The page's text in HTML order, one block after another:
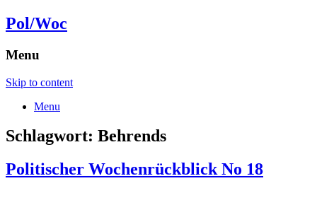
Pol/Woc
Menu
Skip to content
Menu
Schlagwort: Behrends
Politischer Wochenrückblick No 18